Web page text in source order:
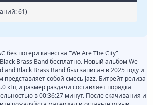
61)
без потери качества "We Are The City"
Brass Band бесплатно. Новый альбом We
and Black Brass Band был записан в 2025 году и
представляет собой смесь Jazz. Битрейт релиза
кГц и размер раздачи составляет порядка
в 00:36:27 минут. После скачивания и